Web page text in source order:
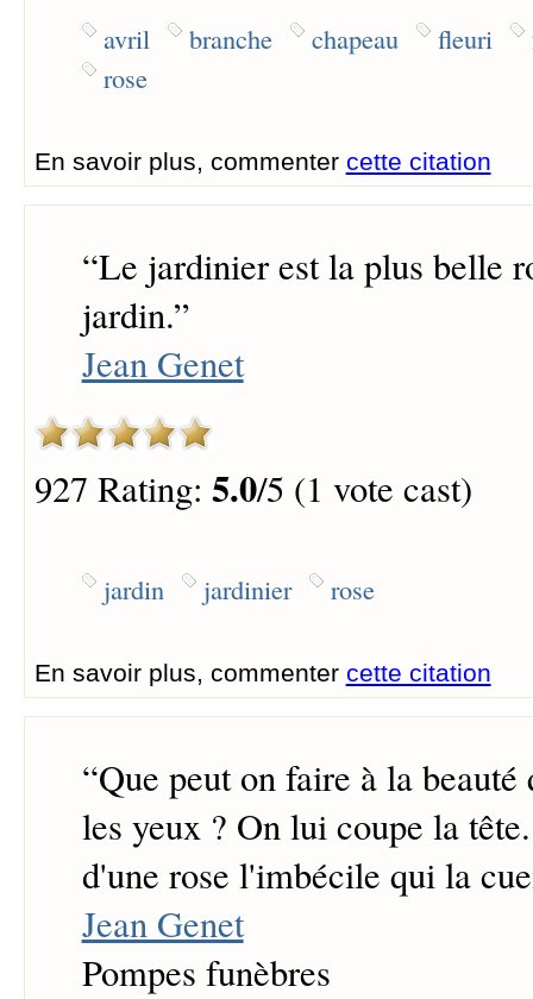
avril branche chapeau fleuri
rose
En savoir plus, commenter cette citation
“Le jardinier est la plus belle
jardin.”
Jean Genet
927 Rating: 5.0/5 (1 vote cast)
jardin jardinier rose
En savoir plus, commenter cette citation
“Que peut on faire à la beauté
les yeux ? On lui coupe la
d'une rose l'imbécile qui la
Jean Genet
Pompes funèbres